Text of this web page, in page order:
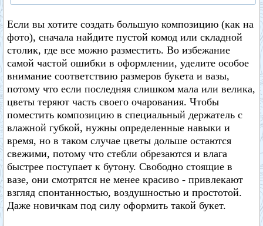
Если вы хотите создать большую композицию (как на
фото), сначала найдите пустой комод или складной
столик, где все можно разместить. Во избежание
самой частой ошибки в оформлении, уделите особое
внимание соответствию размеров букета и вазы,
потому что если последняя слишком мала или велика,
цветы теряют часть своего очарования. Чтобы
поместить композицию в специальный держатель с
влажной губкой, нужны определенные навыки и
время, но в таком случае цветы дольше остаются
свежими, потому что стебли обрезаются и влага
быстрее поступает к бутону. Свободно стоящие в
вазе, они смотрятся не менее красиво - привлекают
взгляд спонтанностью, воздушностью и простотой.
Даже новичкам под силу оформить такой букет.